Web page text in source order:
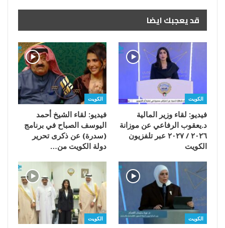
قد يعجبك ايضا
الكويت
فيديو: لقاء وزير المالية
د.يعقوب الرفاعي عن موزانة
٢٠٢٦ / ٢٠٢٧ عبر تلفزيون
الكويت
الكويت
فيديو: لقاء الشيخ أحمد
اليوسف الصباح في برنامج
(سدرة) عن ذكرى تحرير
دولة الكويت من…
الكويت الكويت